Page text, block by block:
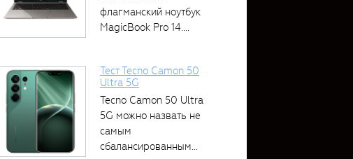
флагманский ноутбук
MagicBook Pro 14....
Тест Tecno Camon 50
Ultra 5G
Tecno Camon 50 Ultra
5G можно назвать не
самым
сбалансированным